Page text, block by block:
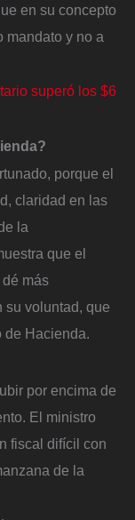
en su concepto
mandato y no a
superó los $6
porque el
claridad en las
la
que el
más
su voluntad, que
de Hacienda.
por encima de
El ministro
fiscal difícil con
de la